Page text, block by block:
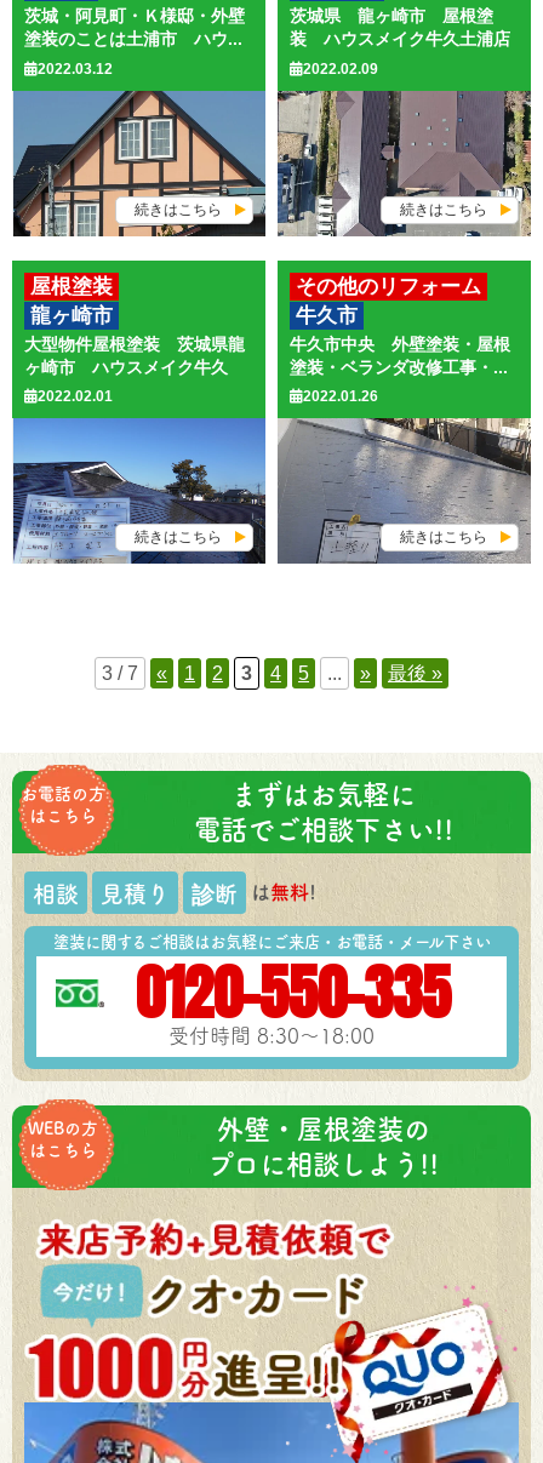
茨城・阿見町・Ｋ様邸・外壁
塗装のことは土浦市 ハウ...
2022.03.12
続きはこちら
茨城県 龍ヶ崎市 屋根塗
装 ハウスメイク牛久土浦店
2022.02.09
続きはこちら
大型物件屋根塗装 茨城県龍
ヶ崎市 ハウスメイク牛久
2022.02.01
続きはこちら
屋根塗装
龍ヶ崎市
牛久市中央 外壁塗装・屋根
塗装・ベランダ改修工事・...
2022.01.26
続きはこちら
その他のリフォーム
その他工事
屋根塗装
牛久市
3 / 7 « 1 2 3 4 5 ... » 最後 »
お電話の方
はこちら
まずはお気軽に
電話でご相談下さい!!
相談 見積り 診断 は無料!
塗装に関するご相談はお気軽にご来店・お電話・メール下さい
0120-550-335
受付時間 8:30～18:00
WEBの方
はこちら
外壁・屋根塗装の
プロに相談しよう!!